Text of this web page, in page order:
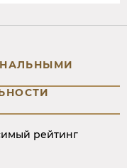
рейтинг